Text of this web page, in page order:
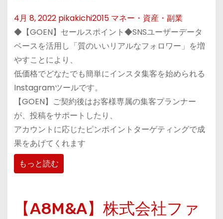
4月 8, 2022 pikakichi2015 マネー・資産・副業
◆【GOEN】セールスポイント◆SNSユーザーデータ
ベースを活用し「質のいいリアルなフォロワー」を増
やすことにより、
低価格でどなたでも簡単にインスタ集客を始められる
Instagramツールです。
【GOEN】ご契約後はお客様専属の集客プランナー
が、投稿をサポートしたり、
アカウントに応じたピンポイントターゲティングで成
果をあげてくれます
もっと読む
【A8M&A】株式会社ファ